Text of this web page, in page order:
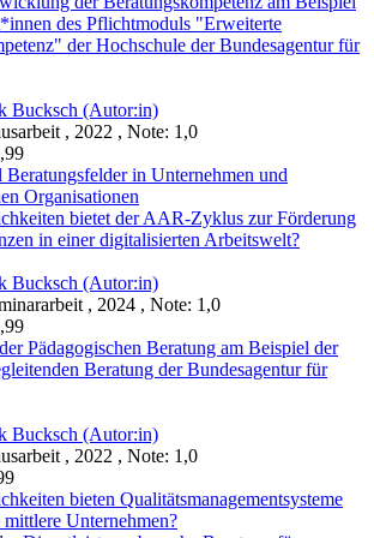
des Pflichtmoduls "Erweiterte
der Hochschule der Bundesagentur für
Bucksch (Autor:in)
, 2022 , Note: 1,0
in Unternehmen und
Organisationen
bietet der AAR-Zyklus zur Förderung
in einer digitalisierten Arbeitswelt?
Bucksch (Autor:in)
, 2024 , Note: 1,0
Pädagogischen Beratung am Beispiel der
Beratung der Bundesagentur für
Bucksch (Autor:in)
, 2022 , Note: 1,0
bieten Qualitätsmanagementsysteme
Unternehmen?